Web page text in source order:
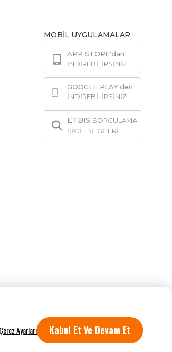
Kabul Et Ve Devam Et
MOBİL UYGULAMALAR
APP STORE'dan
İNDİREBİLİRSİNİZ
GOOGLE PLAY'den
İNDİREBİLİRSİNİZ
ETBIS SORGULAMA
SİCİL BİLGİLERİ
Tüm hakları saklıdır.